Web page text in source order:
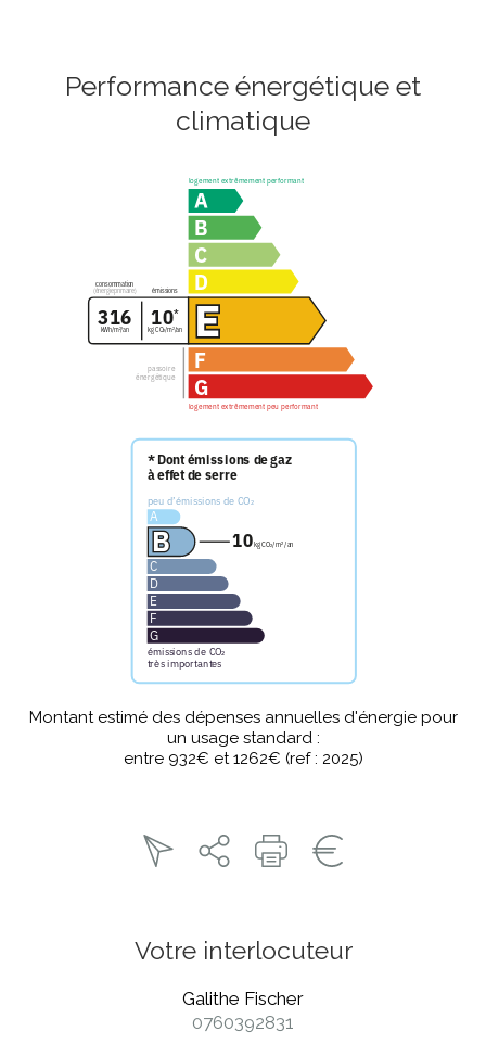
Performance énergétique et
climatique
Montant estimé des dépenses annuelles d'énergie pour
un usage standard :
entre 932€ et 1262€ (ref : 2025)
Votre interlocuteur
Galithe Fischer
0760392831